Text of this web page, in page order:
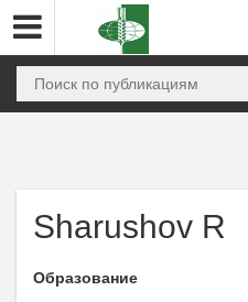
Sharushov R
Образование